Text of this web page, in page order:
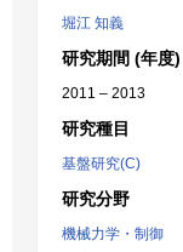
堀江 知義
研究期間 (年度)
2011 – 2013
研究種目
基盤研究(C)
研究分野
機械力学・制御